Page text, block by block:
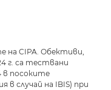
на CIPA. Обективи,
г. са тествани
в посоките
в случай на IBIS) при